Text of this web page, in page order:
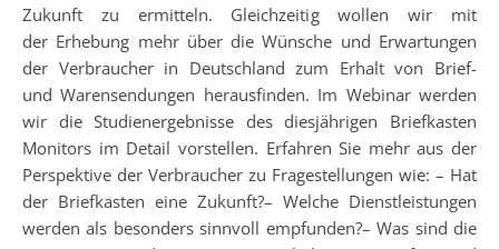
Zukunft zu ermitteln. Gleichzeitig wollen wir mit
der Erhebung mehr über die Wünsche und Erwartungen
der Verbraucher in Deutschland zum Erhalt von Brief-
und Warensendungen herausfinden. Im Webinar werden
wir die Studienergebnisse des diesjährigen Briefkasten
Monitors im Detail vorstellen. Erfahren Sie mehr aus der
Perspektive der Verbraucher zu Fragestellungen wie: – Hat
der Briefkasten eine Zukunft?– Welche Dienstleistungen
werden als besonders sinnvoll empfunden?– Was sind die